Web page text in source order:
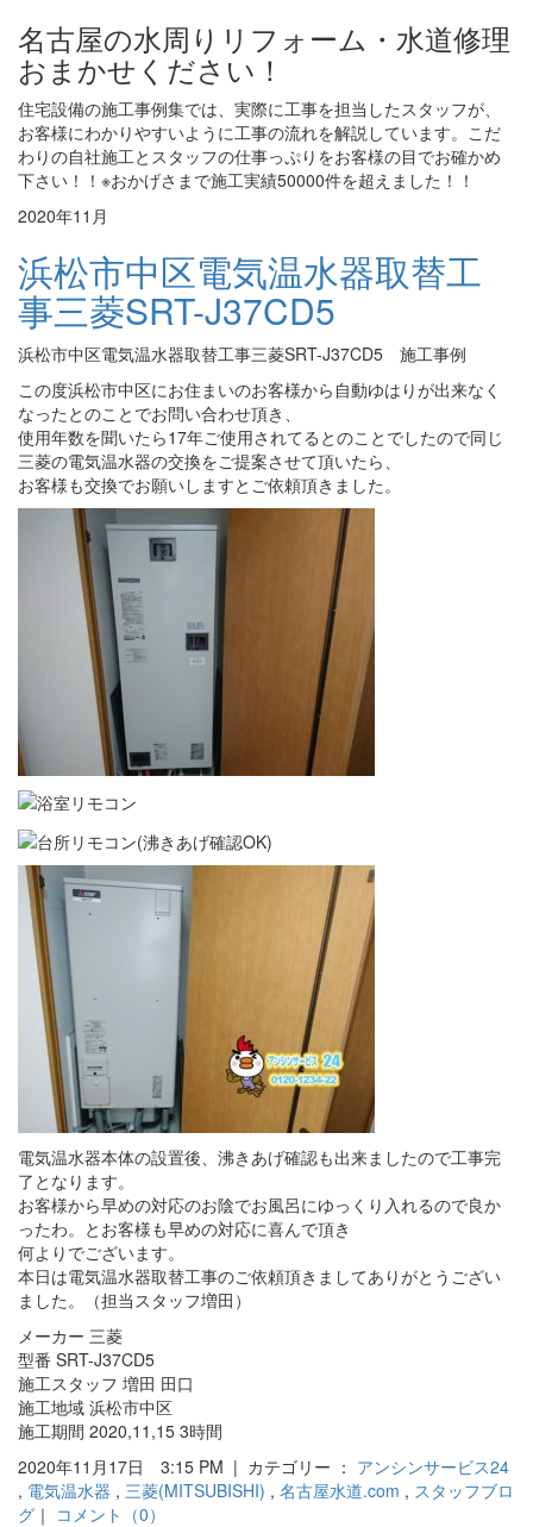
名古屋の水周りリフォーム・水道修理
おまかせください！
住宅設備の施工事例集では、実際に工事を担当したスタッフが、
お客様にわかりやすいように工事の流れを解説しています。こだ
わりの自社施工とスタッフの仕事っぷりをお客様の目でお確かめ
下さい！！※おかげさまで施工実績50000件を超えました！！
2020年11月
浜松市中区電気温水器取替工
事三菱SRT-J37CD5
浜松市中区電気温水器取替工事三菱SRT-J37CD5 施工事例
この度浜松市中区にお住まいのお客様から自動ゆはりが出来なく
なったとのことでお問い合わせ頂き、
使用年数を聞いたら17年ご使用されてるとのことでしたので同じ
三菱の電気温水器の交換をご提案させて頂いたら、
お客様も交換でお願いしますとご依頼頂きました。
電気温水器本体の設置後、沸きあげ確認も出来ましたので工事完
了となります。
お客様から早めの対応のお陰でお風呂にゆっくり入れるので良か
ったわ。とお客様も早めの対応に喜んで頂き
何よりでございます。
本日は電気温水器取替工事のご依頼頂きましてありがとうござい
ました。（担当スタッフ増田）
メーカー 三菱
型番 SRT-J37CD5
施工スタッフ 増田 田口
施工地域 浜松市中区
施工期間 2020,11,15 3時間
2020年11月17日 3:15 PM | カテゴリー ： アンシンサービス24
, 電気温水器 , 三菱(MITSUBISHI) , 名古屋水道.com , スタッフブロ
グ ｜ コメント（0）